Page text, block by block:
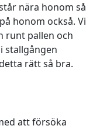
nära honom så
honom också. Vi
runt pallen och
stallgången
rätt så bra.
att försöka